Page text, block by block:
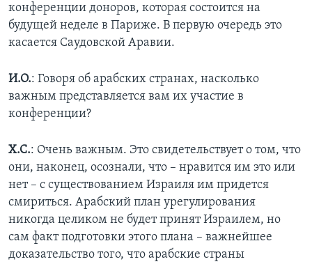
конференции доноров, которая состоится на
будущей неделе в Париже. В первую очередь это
касается Саудовской Аравии.
И.О.: Говоря об арабских странах, насколько
важным представляется вам их участие в
конференции?
Х.С.: Очень важным. Это свидетельствует о том, что
они, наконец, осознали, что – нравится им это или
нет – с существованием Израиля им придется
смириться. Арабский план урегулирования
никогда целиком не будет принят Израилем, но
сам факт подготовки этого плана – важнейшее
доказательство того, что арабские страны